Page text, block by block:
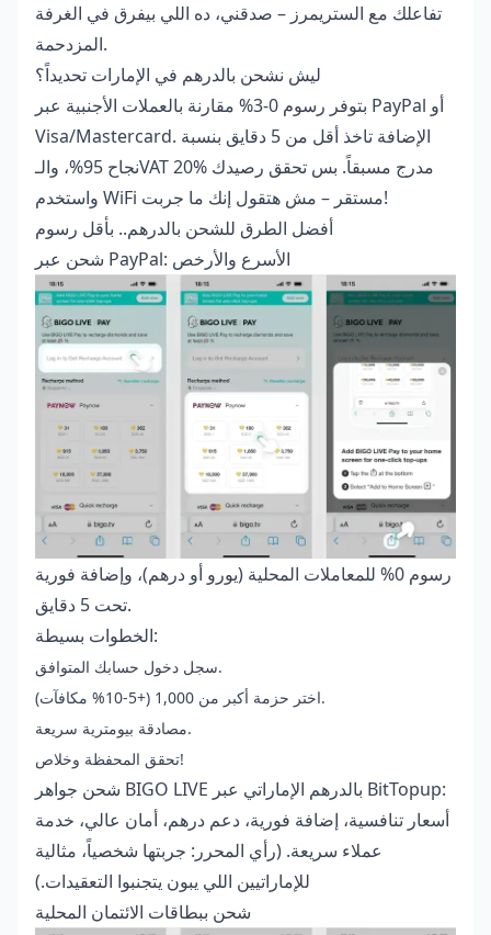
تفاعلك مع الستريمرز – صدقني، ده اللي بيفرق في الغرفة
المزدحمة.
ليش نشحن بالدرهم في الإمارات تحديداً؟
بتوفر رسوم 0-3% مقارنة بالعملات الأجنبية عبر PayPal أو
Visa/Mastercard. الإضافة تاخذ أقل من 5 دقايق بنسبة
نجاح 95%، والـVAT 20% مدرج مسبقاً. بس تحقق رصيدك
واستخدم WiFi مستقر – مش هتقول إنك ما جربت!
أفضل الطرق للشحن بالدرهم.. بأقل رسوم
شحن عبر PayPal: الأسرع والأرخص
رسوم 0% للمعاملات المحلية (يورو أو درهم)، وإضافة فورية
تحت 5 دقايق.
الخطوات بسيطة:
سجل دخول حسابك المتوافق.
اختر حزمة أكبر من 1,000 (+5-10% مكافآت).
مصادقة بيومترية سريعة.
تحقق المحفظة وخلاص!
شحن جواهر BIGO LIVE بالدرهم الإماراتي عبر BitTopup:
أسعار تنافسية، إضافة فورية، دعم درهم، أمان عالي، خدمة
عملاء سريعة. (رأي المحرر: جربتها شخصياً، مثالية
للإماراتيين اللي يبون يتجنبوا التعقيدات.)
شحن ببطاقات الائتمان المحلية